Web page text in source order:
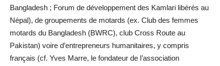
Bangladesh ; Forum de développement des Kamlari libérés au
Népal), de groupements de motards (ex. Club des femmes
motards du Bangladesh (BWRC), club Cross Route au
Pakistan) voire d’entrepreneurs humanitaires, y compris
français (cf. Yves Marre, le fondateur de l’association